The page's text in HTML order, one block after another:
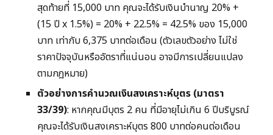
สุดท้ายที่ 15,000 บาท คุณจะได้รับเงินบำนาญ 20% +
(15 ปี x 1.5%) = 20% + 22.5% = 42.5% ของ 15,000
บาท เท่ากับ 6,375 บาทต่อเดือน (ตัวเลขตัวอย่าง ไม่ใช่
ราคาปัจจุบันหรืออัตราที่แน่นอน อาจมีการเปลี่ยนแปลง
ตามกฎหมาย)
ตัวอย่างการคำนวณเงินสงเคราะห์บุตร (มาตรา
33/39): หากคุณมีบุตร 2 คน ที่มีอายุไม่เกิน 6 ปีบริบูรณ์
คุณจะได้รับเงินสงเคราะห์บุตร 800 บาทต่อคนต่อเดือน